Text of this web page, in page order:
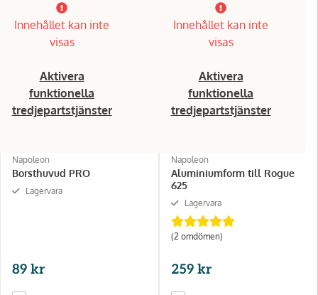
Innehållet kan inte
visas
Aktivera
funktionella
tredjepartstjänster
Napoleon
Borsthuvud PRO
Lagervara
89 kr
Innehållet kan inte
visas
Aktivera
funktionella
tredjepartstjänster
Napoleon
Aluminiumform till Rogue
625
Lagervara
(2 omdömen)
259 kr